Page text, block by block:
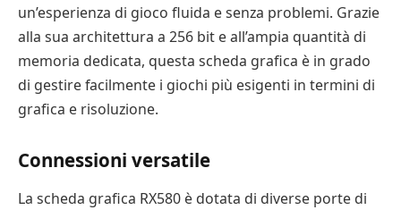
un’esperienza di gioco fluida e senza problemi. Grazie
alla sua architettura a 256 bit e all’ampia quantità di
memoria dedicata, questa scheda grafica è in grado
di gestire facilmente i giochi più esigenti in termini di
grafica e risoluzione.
Connessioni versatile
La scheda grafica RX580 è dotata di diverse porte di